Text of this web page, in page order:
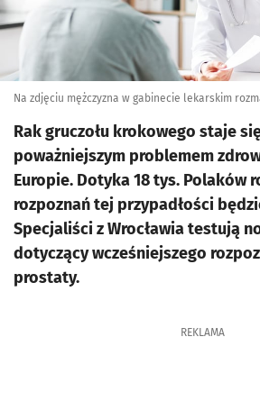
Na zdjęciu mężczyzna w gabinecie lekarskim
Rak gruczołu krokowego staje
poważniejszym problemem
Europie. Dotyka 18 tys. Polaków
rozpoznań tej przypadłości
Specjaliści z Wrocławia testują
dotyczący wcześniejszego
prostaty.
REKLAMA